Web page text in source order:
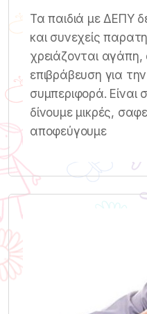
Τα παιδιά με ΔΕΠΥ
και συνεχείς
χρειάζονται
επιβράβευση για
συμπεριφορά. Είναι
δίνουμε μικρές,
αποφεύγουμε